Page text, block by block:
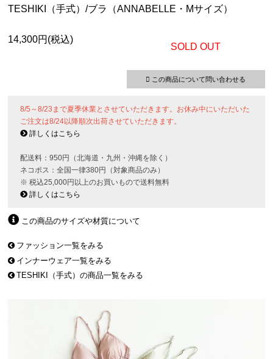
TESHIKI（手式）/ブラ（ANNABELLE・Mサイズ）
14,300円(税込)
SOLD OUT
この商品について問い合わせる
8/5～8/23まで夏季休業とさせていただきます。お休み中にいただいた
ご注文は8/24以降順次出荷させていただきます。
詳しくはこちら
配送料：950円（北海道・九州・沖縄を除く）
ネコポス：全国一律380円（対象商品のみ）
※ 税込25,000円以上のお買いもので送料無料
詳しくはこちら
この商品のサイズや材質について
ファッション一覧をみる
インナーウェア一覧をみる
TESHIKI（手式）の商品一覧をみる